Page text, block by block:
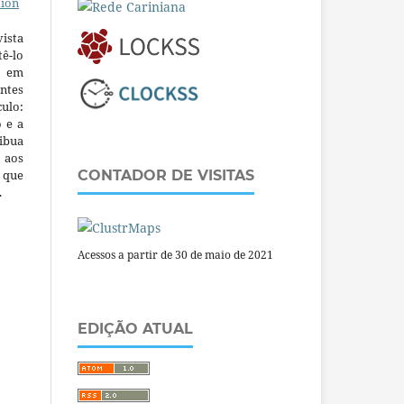
lo
em
e a
CONTADOR DE VISITAS
Acessos a partir de 30 de maio de 2021
EDIÇÃO ATUAL